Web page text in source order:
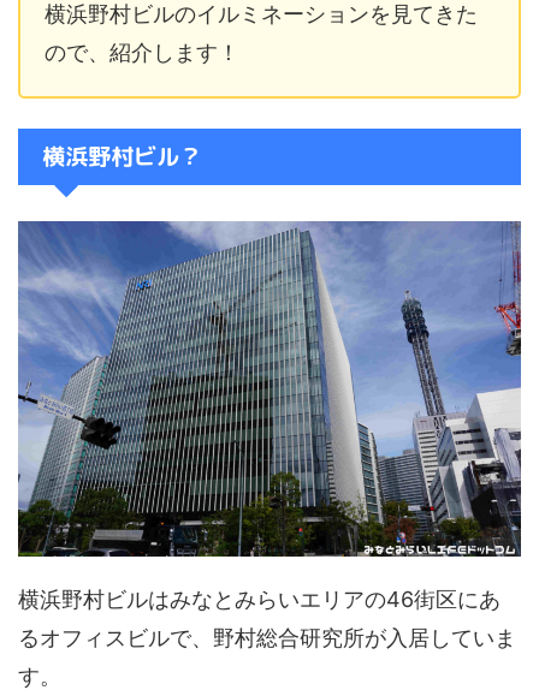
横浜野村ビルのイルミネーションを見てきた
ので、紹介します！
横浜野村ビル？
横浜野村ビルはみなとみらいエリアの46街区にあ
るオフィスビルで、野村総合研究所が入居していま
す。